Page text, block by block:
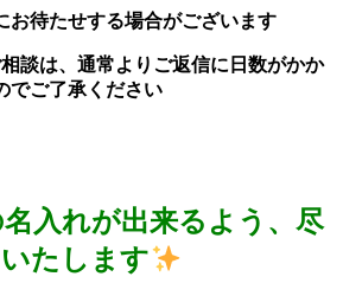
待たせする場合がございます
談は、通常よりご返信に日数がかか
でご了承ください
入れが出来るよう、尽
たします